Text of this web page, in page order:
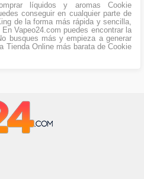
líquidos y aromas Cookie
conseguir en cualquier parte de
de la forma más rápida y sencilla,
Vapeo24.com puedes encontrar la
busques más y empieza a generar
Tienda Online más barata de Cookie